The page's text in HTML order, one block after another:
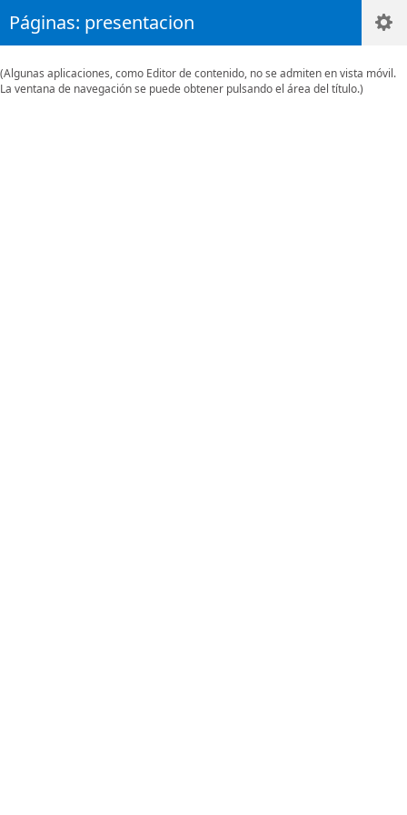
Páginas: presentacion
(Algunas aplicaciones, como Editor de contenido, no se admiten en vista móvil.
La ventana de navegación se puede obtener pulsando el área del título.)